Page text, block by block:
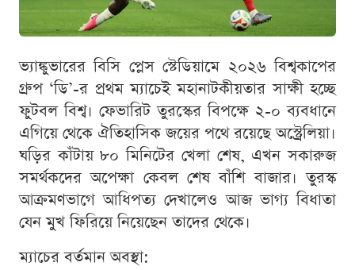
ভ্যাঙ্কুভারের বিসি প্লেস স্টেডিয়ামে ২০২৬ বিশ্বকাপের
গ্রুপ ‘ডি’-র প্রথম ম্যাচেই মহানাটকীয়তার সাক্ষী হচ্ছে
ফুটবল বিশ্ব। ফেভারিট তুরস্কের বিপক্ষে ২-০ ব্যবধানে
এগিয়ে থেকে ঐতিহাসিক জয়ের পথে রয়েছে অস্ট্রেলিয়া।
ঘড়ির কাঁটায় ৮০ মিনিটের খেলা শেষ, এখন সকারুজ
সমর্থকদের অপেক্ষা কেবল শেষ বাঁশি বাজার। তুরস্ক
আক্রমণভাগে আধিপত্য দেখালেও আজ ভাগ্য বিধাতা
যেন মুখ ফিরিয়ে নিয়েছেন তাদের থেকে।
ম্যাচের বর্তমান অবস্থা: